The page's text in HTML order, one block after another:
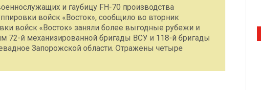
и гаубицу FH-70 производства
войск «Восток», сообщило во вторник
войск «Восток» заняли более выгодные рубежи и
72-й механизированной бригады ВСУ и 118-й бригады
Запорожской области. Отражены четыре